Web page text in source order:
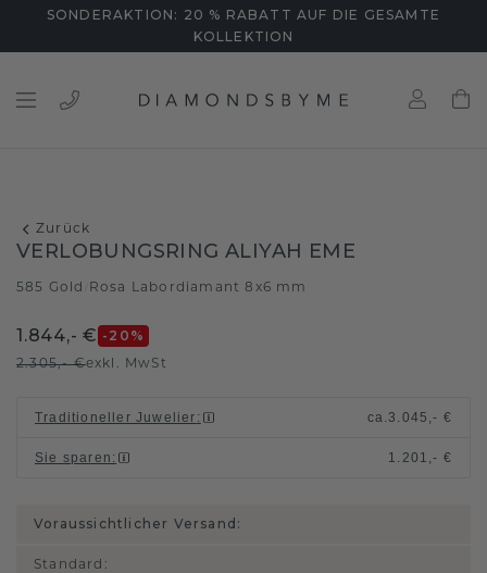
SONDERAKTION: 20 % RABATT AUF DIE GESAMTE
KOLLEKTION
Zurück
VERLOBUNGSRING ALIYAH EME
585 Gold Rosa Labordiamant 8x6 mm
1.844,- € -20 %
2.305,- €exkl. MwSt
Traditioneller Juwelier : ca.3.045,- €
Sie sparen : 1.201,- €
Voraussichtlicher Versand:
Standard :